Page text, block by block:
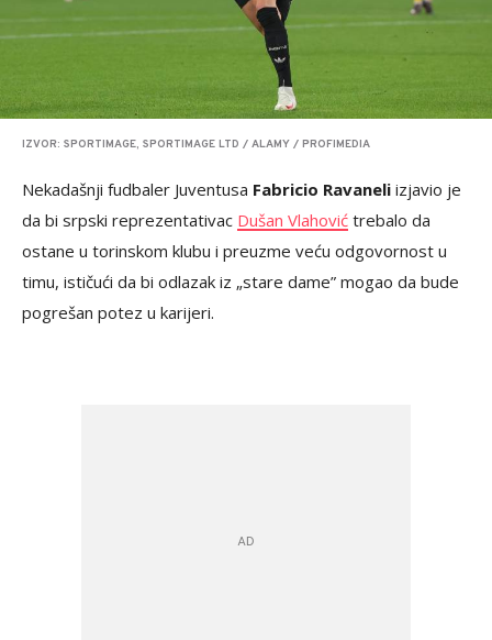
IZVOR: SPORTIMAGE, SPORTIMAGE LTD / ALAMY / PROFIMEDIA
Nekadašnji fudbaler Juventusa Fabricio Ravaneli izjavio je
da bi srpski reprezentativac Dušan Vlahović trebalo da
ostane u torinskom klubu i preuzme veću odgovornost u
timu, ističući da bi odlazak iz „stare dame” mogao da bude
pogrešan potez u karijeri.